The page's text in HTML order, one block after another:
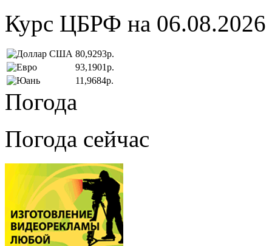
Курс ЦБРФ на 06.08.2026
80,9293р.
93,1901р.
11,9684р.
Погода
Погода сейчас